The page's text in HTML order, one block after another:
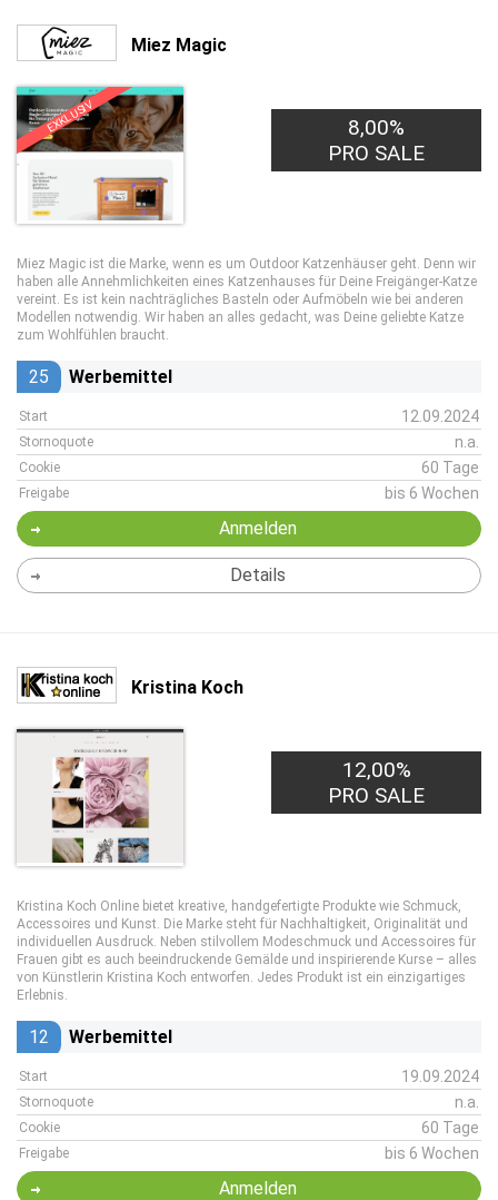
Miez Magic
EXKLUSIV
8,00%
PRO SALE
Miez Magic ist die Marke, wenn es um Outdoor Katzenhäuser geht. Denn wir
haben alle Annehmlichkeiten eines Katzenhauses für Deine Freigänger-Katze
vereint. Es ist kein nachträgliches Basteln oder Aufmöbeln wie bei anderen
Modellen notwendig. Wir haben an alles gedacht, was Deine geliebte Katze
zum Wohlfühlen braucht.
25 Werbemittel
Start 12.09.2024
Stornoquote n.a.
Cookie 60 Tage
Freigabe bis 6 Wochen
Anmelden
Details
Kristina Koch
12,00%
PRO SALE
Kristina Koch Online bietet kreative, handgefertigte Produkte wie Schmuck,
Accessoires und Kunst. Die Marke steht für Nachhaltigkeit, Originalität und
individuellen Ausdruck. Neben stilvollem Modeschmuck und Accessoires für
Frauen gibt es auch beeindruckende Gemälde und inspirierende Kurse – alles
von Künstlerin Kristina Koch entworfen. Jedes Produkt ist ein einzigartiges
Erlebnis.
12 Werbemittel
Start 19.09.2024
Stornoquote n.a.
Cookie 60 Tage
Freigabe bis 6 Wochen
Anmelden